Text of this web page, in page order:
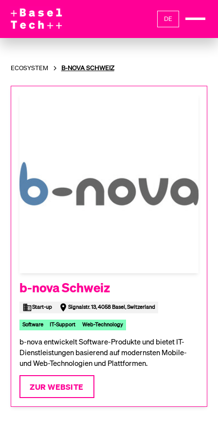
DE
ECOSYSTEM B-NOVA SCHWEIZ
b-nova Schweiz
Start-up Signalstr. 13, 4058 Basel, Switzerland
Software IT-Support Web-Technology
b-nova entwickelt Software-Produkte und bietet IT-
Dienstleistungen basierend auf modernsten Mobile-
und Web-Technologien und Plattformen.
ZUR WEBSITE